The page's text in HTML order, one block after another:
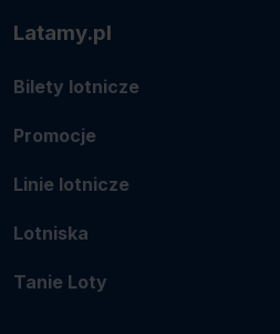
Latamy.pl
Bilety lotnicze
Promocje
Linie lotnicze
Lotniska
Tanie Loty